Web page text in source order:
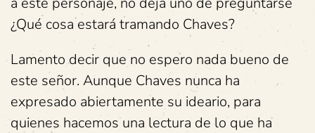
¿Qué cosa estará tramando Chaves?
Lamento decir que no espero nada bueno de
este señor. Aunque Chaves nunca ha
expresado abiertamente su ideario, para
quienes hacemos una lectura de lo que ha